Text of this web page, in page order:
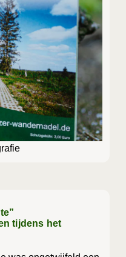
tijdens het